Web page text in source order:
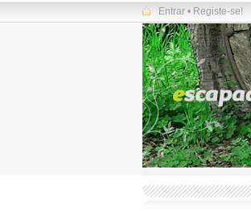
Entrar • Registe-se!